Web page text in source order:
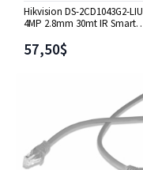
Hikvision DS-2CD1043G2-
4MP 2.8mm 30mt IR Smart
57,50$